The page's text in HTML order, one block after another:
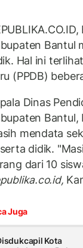
Bantul
Hal ini
(PPDB)
Dinas
mendata
didik.
dari 10
Juga
Kota